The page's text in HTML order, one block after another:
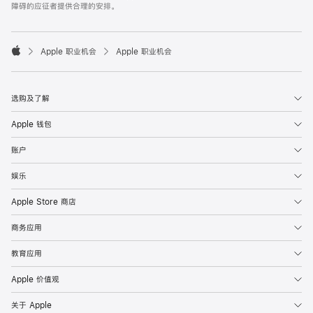
障碍的应征者提供合理的安排。

Apple 职业机会 Apple 职业机会
选购及了解
Apple 钱包
账户
娱乐
Apple Store 商店
商务应用
教育应用
Apple 价值观
关于 Apple